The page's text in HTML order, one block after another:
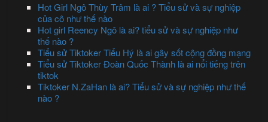
Hot Girl Ngô Thùy Trâm là ai ? Tiểu sử và sự nghiệp
của cô như thế nào
Hot girl Reency Ngô là ai? tiểu sử và sự nghiệp như
thế nào ?
Tiểu sử Tiktoker Tiểu Hý là ai gây sốt cộng đồng mạng
Tiểu sử Tiktoker Đoàn Quốc Thành là ai nổi tiếng trên
tiktok
Tiktoker N.ZaHan là ai? Tiểu sử và sự nghiệp như thế
nào ?